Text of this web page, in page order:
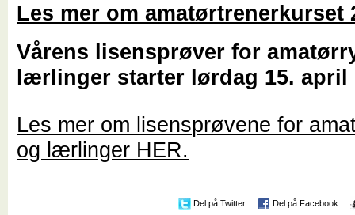
Les mer om amatørtrenerkurset
Vårens lisensprøver for
lærlinger starter lørdag 15. april
Les mer om lisensprøvene for
og lærlinger HER.
Del på Twitter Del på Facebook